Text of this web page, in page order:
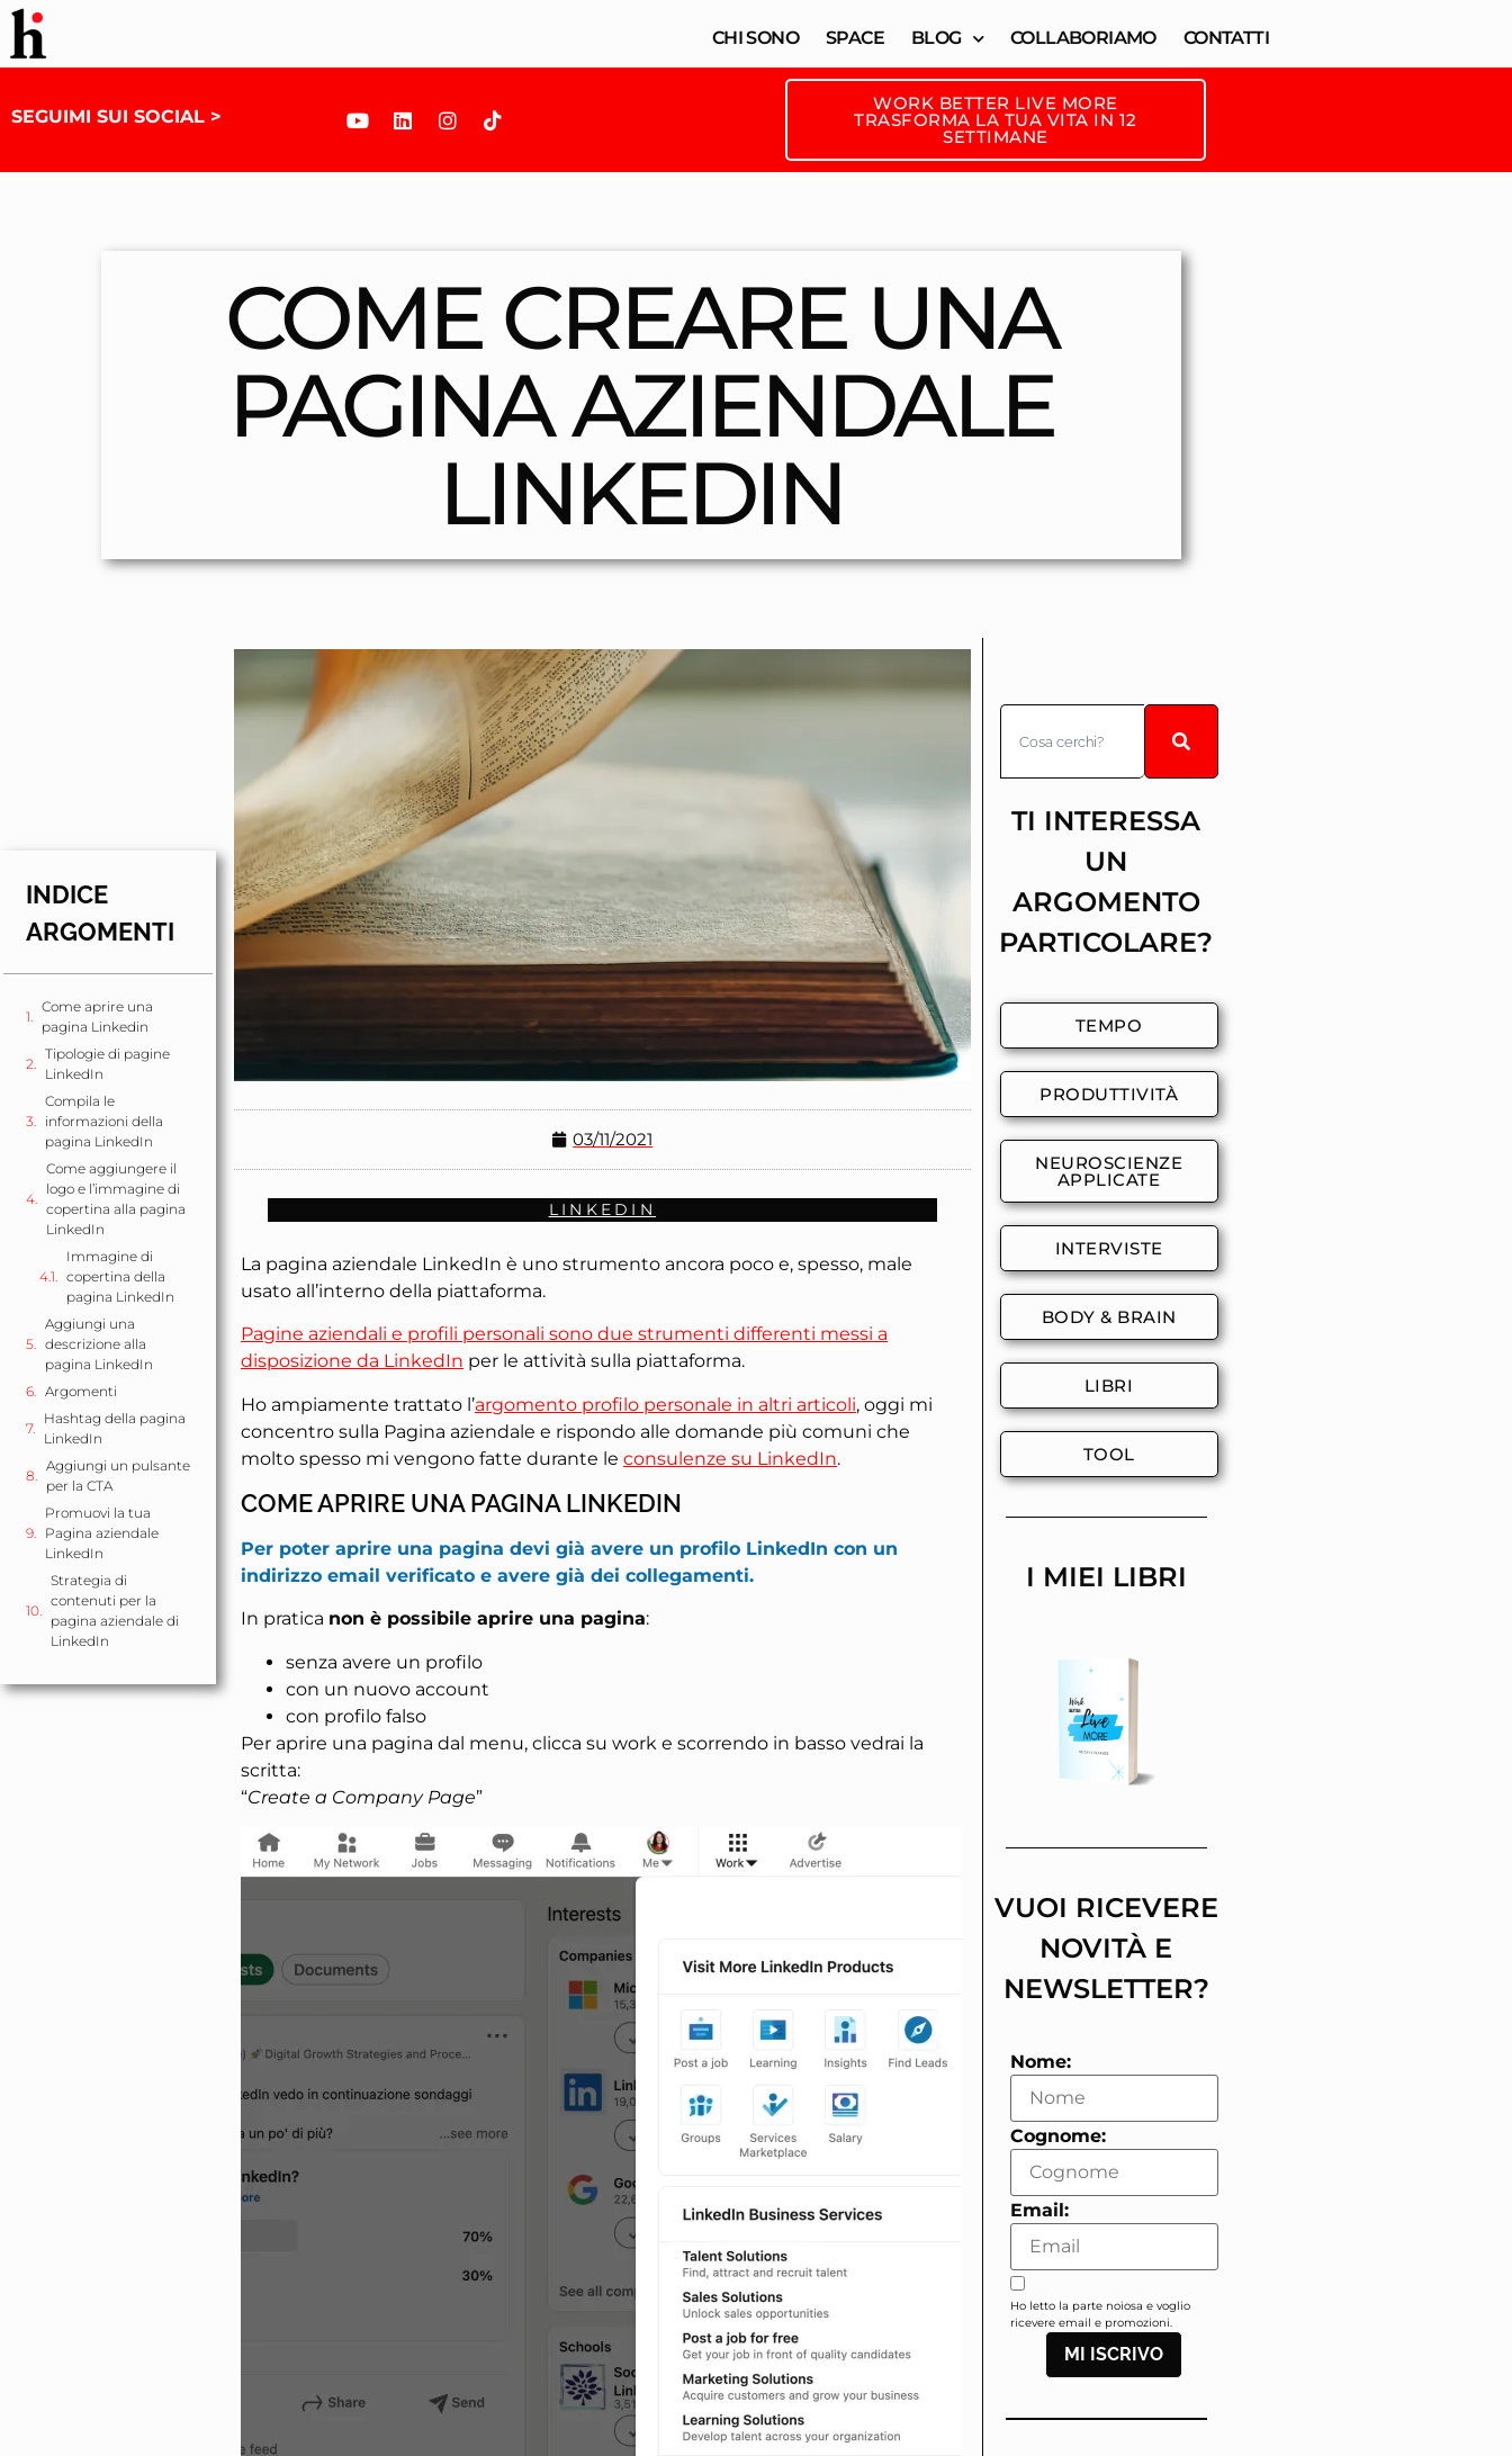
CHI SONO SPACE BLOG COLLABORIAMO CONTATTI
SEGUIMI SUI SOCIAL >
WORK BETTER LIVE MORE
TRASFORMA LA TUA VITA IN 12
SETTIMANE
COME CREARE UNA
PAGINA AZIENDALE
LINKEDIN
INDICE
ARGOMENTI
Come aprire una
pagina Linkedin
Tipologie di pagine
LinkedIn
Compila le
informazioni della
pagina LinkedIn
Come aggiungere il
logo e l’immagine di
copertina alla pagina
LinkedIn
Immagine di
copertina della
pagina LinkedIn
Aggiungi una
descrizione alla
pagina LinkedIn
Argomenti
Hashtag della pagina
LinkedIn
Aggiungi un pulsante
per la CTA
Promuovi la tua
Pagina aziendale
LinkedIn
Strategia di
contenuti per la
pagina aziendale di
LinkedIn
03/11/2021
LINKEDIN
La pagina aziendale LinkedIn è uno strumento ancora poco e, spesso, male
usato all’interno della piattaforma.
Pagine aziendali e profili personali sono due strumenti differenti messi a
disposizione da LinkedIn per le attività sulla piattaforma.
Ho ampiamente trattato l’argomento profilo personale in altri articoli, oggi mi
concentro sulla Pagina aziendale e rispondo alle domande più comuni che
molto spesso mi vengono fatte durante le consulenze su LinkedIn.
COME APRIRE UNA PAGINA LINKEDIN
Per poter aprire una pagina devi già avere un profilo LinkedIn con un
indirizzo email verificato e avere già dei collegamenti.
In pratica non è possibile aprire una pagina:
senza avere un profilo
con un nuovo account
con profilo falso
Per aprire una pagina dal menu, clicca su work e scorrendo in basso vedrai la
scritta:
“Create a Company Page”
TI INTERESSA
UN
ARGOMENTO
PARTICOLARE?
TEMPO
PRODUTTIVITÀ
NEUROSCIENZE
APPLICATE
INTERVISTE
BODY & BRAIN
LIBRI
TOOL
I MIEI LIBRI
VUOI RICEVERE
NOVITÀ E
NEWSLETTER?
Nome:
Cognome:
Email:
Ho letto la parte noiosa e voglio
ricevere email e promozioni.
MI ISCRIVO